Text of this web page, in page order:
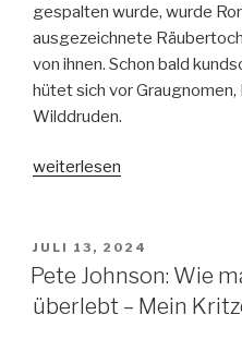
gespalten wurde, wurde
ausgezeichnete
von ihnen. Schon bald
hütet sich vor
Wilddruden.
„Astrid
Räubertochter“
weiterlesen
VERÖFFENTLICHT
AM
JULI 13, 2024
Pete Johnson: Wie
überlebt – Mein